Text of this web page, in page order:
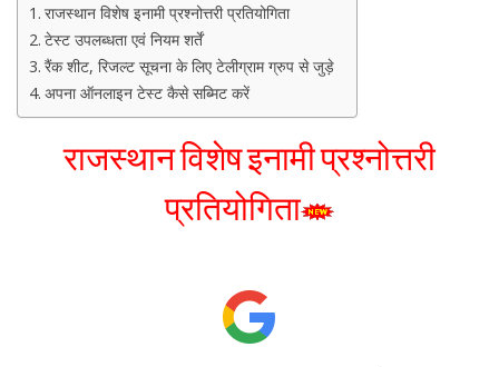
राजस्थान विशेष इनामी प्रश्नोत्तरी प्रतियोगिता
टेस्ट उपलब्धता एवं नियम शर्तें
रैंक शीट, रिजल्ट सूचना के लिए टेलीग्राम ग्रुप से जुड़े
अपना ऑनलाइन टेस्ट कैसे सब्मिट करें
राजस्थान विशेष इनामी प्रश्नोत्तरी
प्रतियोगिता